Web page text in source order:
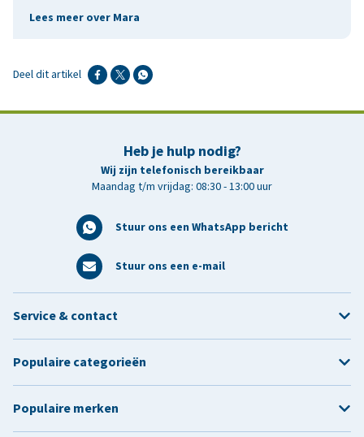
Lees meer over Mara
Deel dit artikel
Heb je hulp nodig?
Wij zijn telefonisch bereikbaar
Maandag t/m vrijdag: 08:30 - 13:00 uur
Stuur ons een WhatsApp bericht
Stuur ons een e-mail
Service & contact
Populaire categorieën
Populaire merken